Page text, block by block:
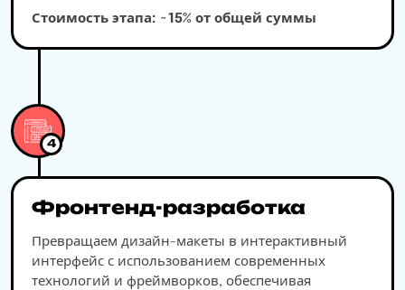
Стоимость этапа: ~15% от общей суммы
4
Фронтенд-разработка
Превращаем дизайн-макеты в интерактивный
интерфейс с использованием современных
технологий и фреймворков, обеспечивая